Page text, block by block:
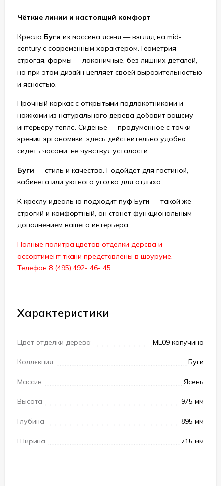
Чёткие линии и настоящий комфорт
Кресло Буги из массива ясеня — взгляд на mid-
century с современным характером. Геометрия
строгая, формы — лаконичные, без лишних деталей,
но при этом дизайн цепляет своей выразительностью
и ясностью.
Прочный каркас с открытыми подлокотниками и
ножками из натурального дерева добавит вашему
интерьеру тепла. Сиденье — продуманное с точки
зрения эргономики: здесь действительно удобно
сидеть часами, не чувствуя усталости.
Буги — стиль и качество. Подойдёт для гостиной,
кабинета или уютного уголка для отдыха.
К креслу идеально подходит пуф Буги — такой же
строгий и комфортный, он станет функциональным
дополнением вашего интерьера.
Полные палитра цветов отделки дерева и
ассортимент ткани представлены в шоуруме.
Телефон 8 (495) 492- 46- 45.
Характеристики
Цвет отделки дерева ML09 капучино
Коллекция Буги
Массив Ясень
Высота 975 мм
Глубина 895 мм
Ширина 715 мм